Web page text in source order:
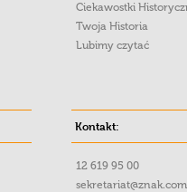
Ciekawostki
Twoja Historia
Lubimy czytać
Kontakt:
12 619 95 00